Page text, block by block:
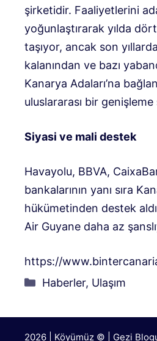
şirketidir. Faaliyetlerini
yoğunlaştırarak yılda
taşıyor, ancak son
kalanından ve bazı
Kanarya Adaları’na
uluslararası bir
Siyasi ve mali destek
Havayolu, BBVA,
bankalarının yanı sıra
hükümetinden destek
Air Guyane daha az
https://
Kategoriler
Haberler, Ulaşım
2026 | Köyümüz © | Gezi